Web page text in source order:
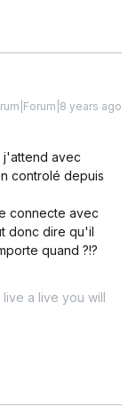
years ago
j'attend avec
controlé depuis
connecte avec
donc dire qu'il
quand ?!?
a live you will